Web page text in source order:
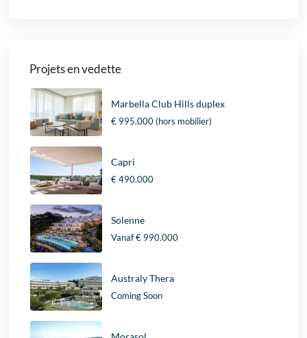
Projets en vedette
Marbella Club Hills duplex
€ 995.000(hors mobilier)
Capri
€ 490.000
Solenne
Vanaf€ 990.000
Australy Thera
Coming Soon